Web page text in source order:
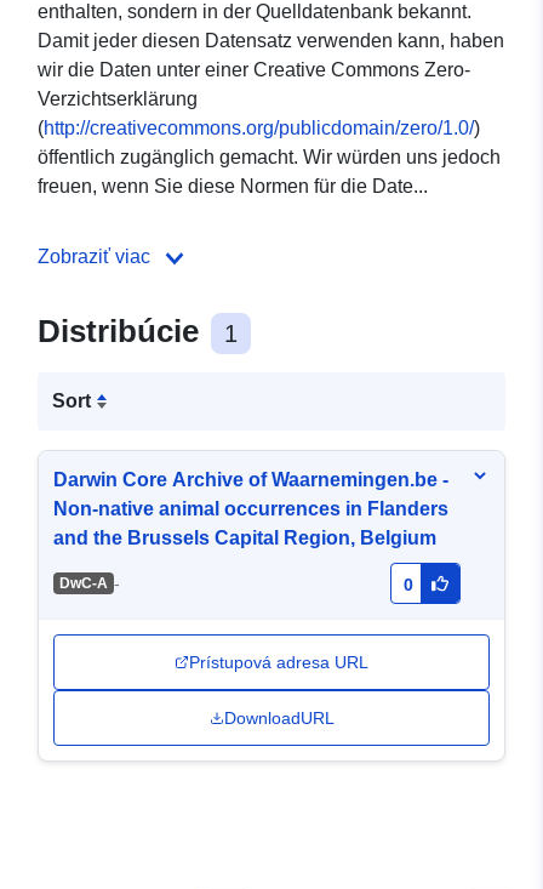
enthalten, sondern in der Quelldatenbank bekannt.
Damit jeder diesen Datensatz verwenden kann, haben
wir die Daten unter einer Creative Commons Zero-
Verzichtserklärung
(http://creativecommons.org/publicdomain/zero/1.0/)
öffentlich zugänglich gemacht. Wir würden uns jedoch
freuen, wenn Sie diese Normen für die Date...
Zobraziť viac
Distribúcie 1
Sort
Darwin Core Archive of Waarnemingen.be -
Non-native animal occurrences in Flanders
and the Brussels Capital Region, Belgium
DwC-A - 0
Prístupová adresa URL
DownloadURL